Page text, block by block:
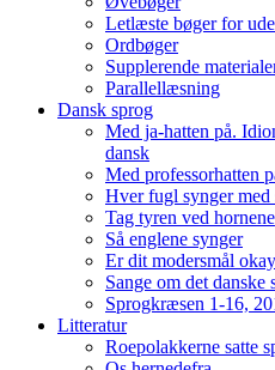
Letlæste bøger for
Ordbøger
Supplerende
Parallellæsning
Dansk sprog
Med ja-hatten på.
dansk
Med professorhatten
Hver fugl synger
Tag tyren ved hornene
Så englene synger
Er dit modersmål
Sange om det danske
Sprogkræsen 1-16,
Litteratur
Roepolakkerne satte